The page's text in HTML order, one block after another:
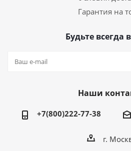
Гарантия на
Будьте всегда
Наши
+7(800)222-77-38
г.